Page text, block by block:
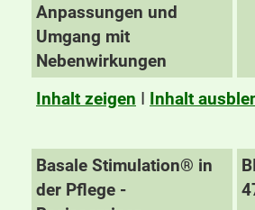
Anpassungen und
Umgang mit
Nebenwirkungen
Inhalt zeigen I Inhalt
Basale Stimulation® in
der Pflege -